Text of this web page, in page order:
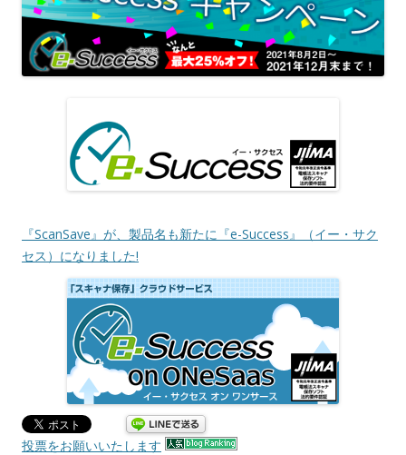
『ScanSave』が、製品名も新たに『e-Success』（イー・サク
セス）になりました!
投票をお願いいたします